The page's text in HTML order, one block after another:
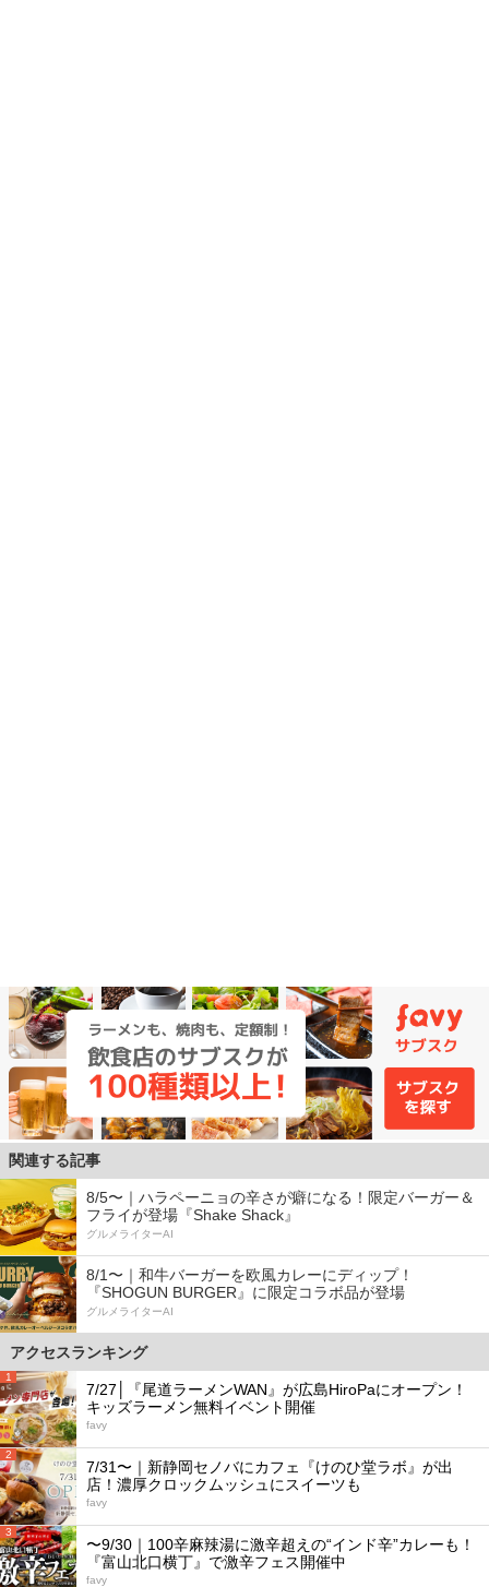
関連する記事
8/5〜｜ハラペーニョの辛さが癖になる！限定バーガー＆
フライが登場『Shake Shack』
グルメライターAI
8/1〜｜和牛バーガーを欧風カレーにディップ！
『SHOGUN BURGER』に限定コラボ品が登場
グルメライターAI
アクセスランキング
1
7/27│『尾道ラーメンWAN』が広島HiroPaにオープン！
キッズラーメン無料イベント開催
favy
2
7/31〜｜新静岡セノバにカフェ『けのひ堂ラボ』が出
店！濃厚クロックムッシュにスイーツも
favy
3
〜9/30｜100辛麻辣湯に激辛超えの“インド辛”カレーも！
『富山北口横丁』で激辛フェス開催中
favy